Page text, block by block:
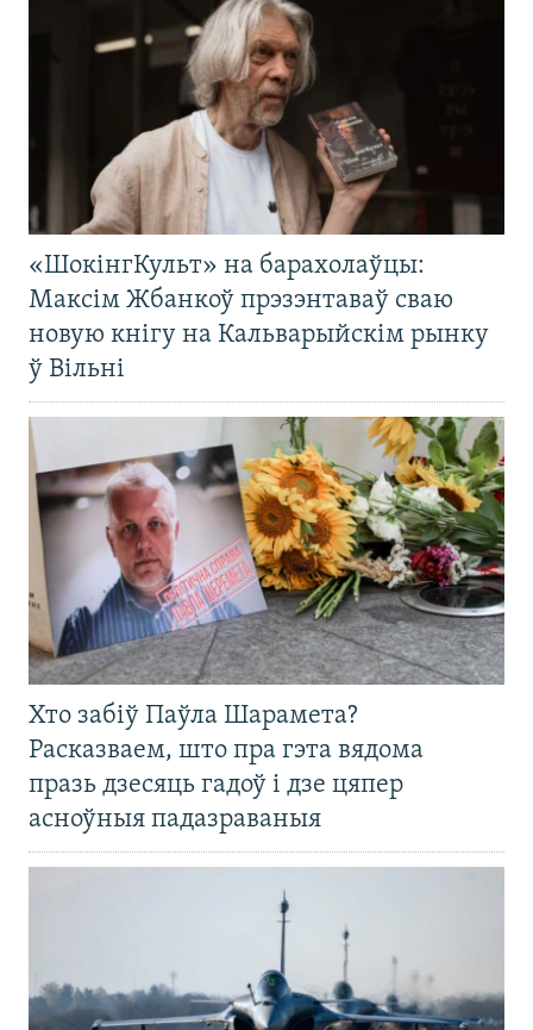
«ШокінгКульт» на барахолаўцы:
Максім Жбанкоў прэзэнтаваў сваю
новую кнігу на Кальварыйскім рынку
ў Вільні
Хто забіў Паўла Шарамета?
Расказваем, што пра гэта вядома
празь дзесяць гадоў і дзе цяпер
асноўныя падазраваныя